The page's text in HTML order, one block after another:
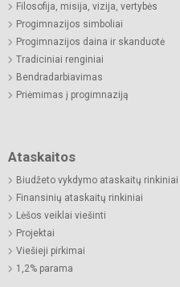
Filosofija, misija, vizija, vertybės
Progimnazijos simboliai
Progimnazijos daina ir skanduotė
Tradiciniai renginiai
Bendradarbiavimas
Priėmimas į progimnaziją
Ataskaitos
Biudžeto vykdymo ataskaitų rinkiniai
Finansinių ataskaitų rinkiniai
Lėšos veiklai viešinti
Projektai
Viešieji pirkimai
1,2% parama